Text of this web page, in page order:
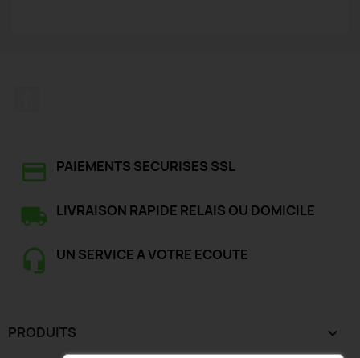
PAIEMENTS SECURISES SSL
LIVRAISON RAPIDE RELAIS OU DOMICILE
UN SERVICE A VOTRE ECOUTE
PRODUITS 